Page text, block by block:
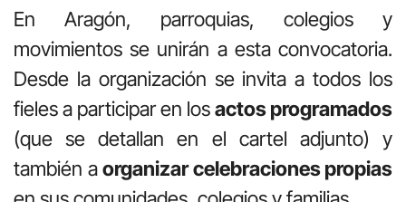
En Aragón, parroquias, colegios y
movimientos se unirán a esta convocatoria.
Desde la organización se invita a todos los
fieles a participar en losactos programados
(que se detallan en el cartel adjunto) y
también aorganizar celebraciones propias